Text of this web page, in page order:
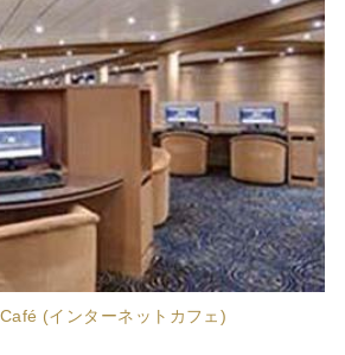
(インターネットカフェ)